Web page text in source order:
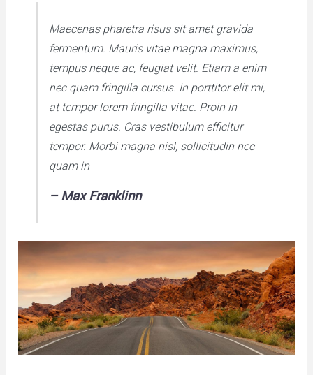
Maecenas pharetra risus sit amet gravida
fermentum. Mauris vitae magna maximus,
tempus neque ac, feugiat velit. Etiam a enim
nec quam fringilla cursus. In porttitor elit mi,
at tempor lorem fringilla vitae. Proin in
egestas purus. Cras vestibulum efficitur
tempor. Morbi magna nisl, sollicitudin nec
quam in
– Max Franklinn